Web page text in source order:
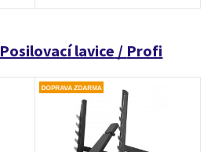
Posilovací lavice / Profi